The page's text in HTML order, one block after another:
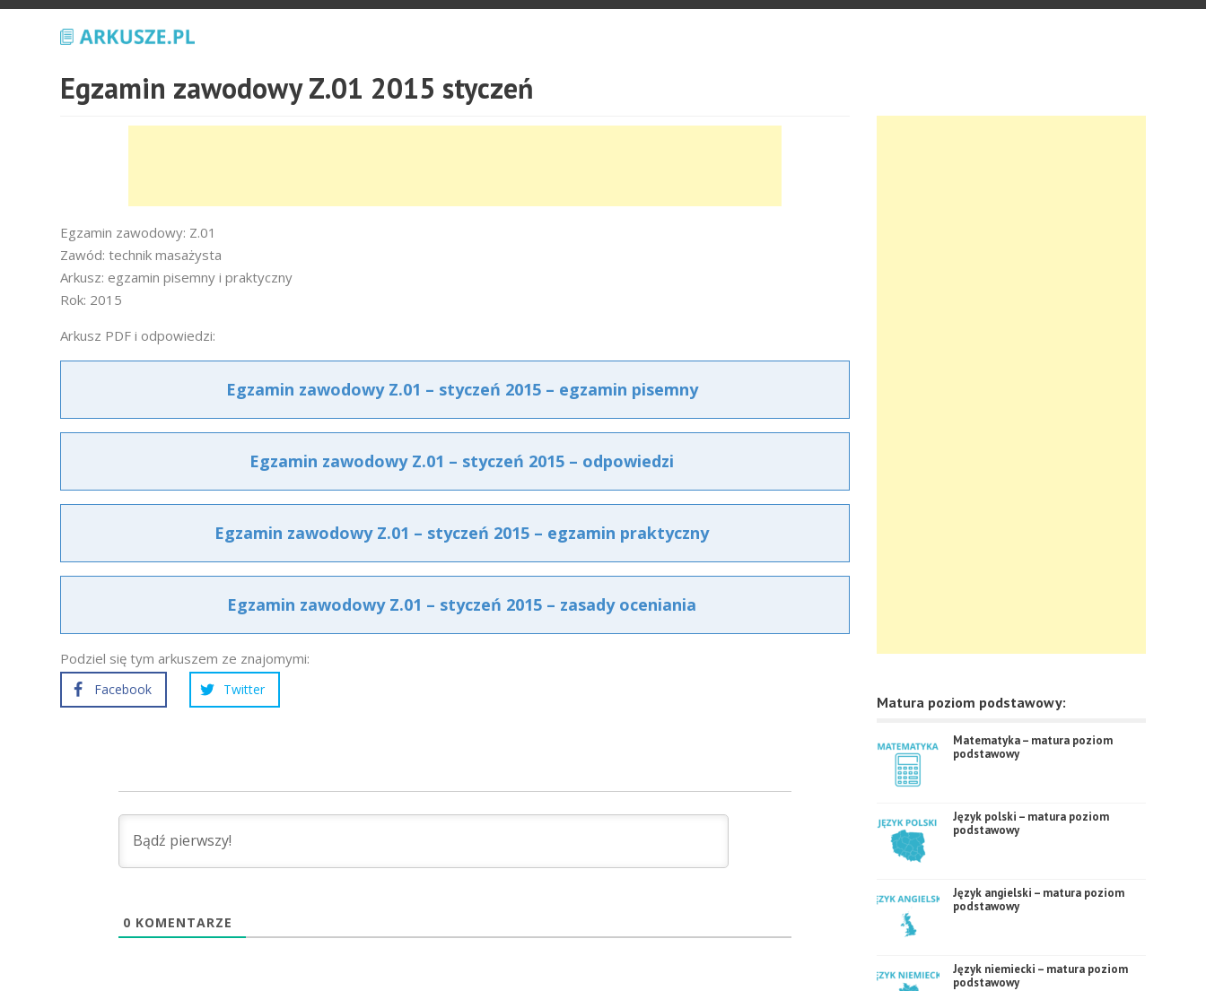
Egzamin zawodowy Z.01 2015 styczeń
Egzamin zawodowy: Z.01
Zawód: technik masażysta
Arkusz: egzamin pisemny i praktyczny
Rok: 2015
Arkusz PDF i odpowiedzi:
Egzamin zawodowy Z.01 – styczeń 2015 – egzamin pisemny
Egzamin zawodowy Z.01 – styczeń 2015 – odpowiedzi
Egzamin zawodowy Z.01 – styczeń 2015 – egzamin praktyczny
Egzamin zawodowy Z.01 – styczeń 2015 – zasady oceniania
Podziel się tym arkuszem ze znajomymi:
Facebook Twitter
0 KOMENTARZE
Matura poziom podstawowy:
Matematyka – matura poziom
podstawowy
Język polski – matura poziom
podstawowy
Język angielski – matura poziom
podstawowy
Język niemiecki – matura poziom
podstawowy